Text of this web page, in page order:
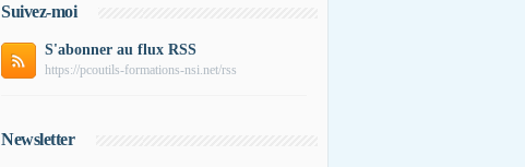
Suivez-moi
S'abonner au flux RSS
https://pcoutils-formations-nsi.net/rss
Newsletter